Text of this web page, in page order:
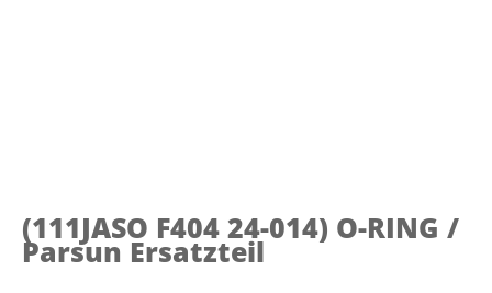
(111JASO F404 24-014) O-RING /
Parsun Ersatzteil